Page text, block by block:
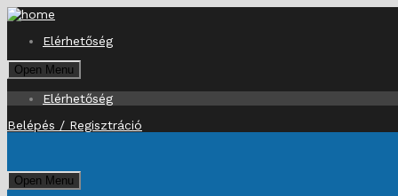
Elérhetőség
Open Menu
Elérhetőség
Belépés / Regisztráció
Open Menu